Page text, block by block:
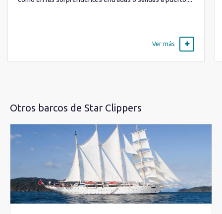
Ver más
Otros barcos de Star Clippers